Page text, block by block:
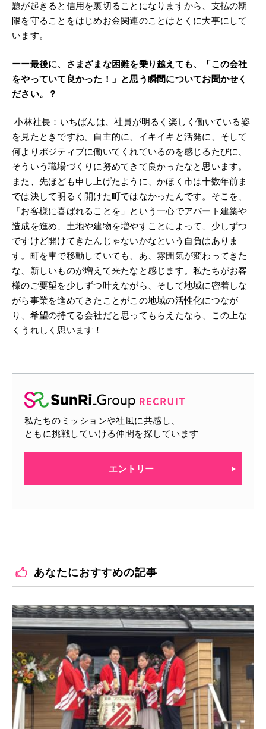
題が起きると信用を裏切ることになりますから、支払の期
限を守ることをはじめお金関連のことはとくに大事にして
います。
ーー最後に、さまざまな困難を乗り越えても、「この会社
をやっていて良かった！」と思う瞬間についてお聞かせく
ださい。？
小林社長：いちばんは、社員が明るく楽しく働いている姿
を見たときですね。自主的に、イキイキと活発に、そして
何よりポジティブに働いてくれているのを感じるたびに、
そういう職場づくりに努めてきて良かったなと思います。
また、先ほども申し上げたように、かほく市は十数年前ま
では決して明るく開けた町ではなかったんです。そこを、
「お客様に喜ばれることを」という一心でアパート建築や
造成を進め、土地や建物を増やすことによって、少しずつ
ですけど開けてきたんじゃないかなという自負はありま
す。町を車で移動していても、あ、雰囲気が変わってきた
な、新しいものが増えて来たなと感じます。私たちがお客
様のご要望を少しずつ叶えながら、そして地域に密着しな
がら事業を進めてきたことがこの地域の活性化につなが
り、希望の持てる会社だと思ってもらえたなら、この上な
くうれしく思います！
私たちのミッションや社風に共感し、
ともに挑戦していける仲間を探しています
エントリー
あなたにおすすめの記事